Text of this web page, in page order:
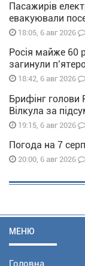
Пасажирів
евакуювали
18:05, 6 авг 2026
Росія майже 60
загинули
18:42, 6 авг 2026
Брифінг голови
Вілкула за
19:15, 6 авг 2026
Погода на 7
20:00, 6 авг 2026
МЕНЮ
Головна